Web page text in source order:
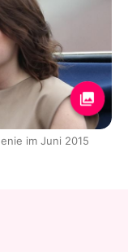
im Juni 2015